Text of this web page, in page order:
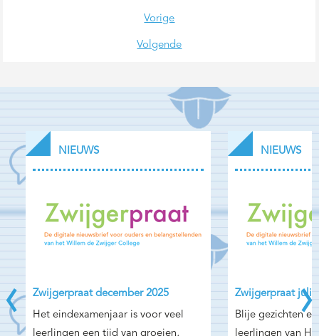
Vorige
Volgende
NIEUWS
Zwijgerpraat december 2025
Het eindexamenjaar is voor veel
leerlingen een tijd van groeien,
NIEUWS
Zwijgerpraat juli
Blije gezichten
leerlingen van
‹ ›